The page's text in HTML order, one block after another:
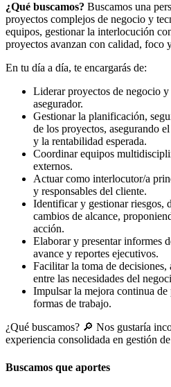
¿Qué buscamos? Buscamos una
proyectos complejos de negocio y
equipos, gestionar la interlocución
proyectos avanzan con calidad, foco
En tu día a día, te encargarás de:
Liderar proyectos de negocio
asegurador.
Gestionar la planificación,
de los proyectos, asegurando
y la rentabilidad esperada.
Coordinar equipos
externos.
Actuar como interlocutor/a
y responsables del cliente.
Identificar y gestionar riesgos,
cambios de alcance,
acción.
Elaborar y presentar informes
avance y reportes ejecutivos.
Facilitar la toma de decisiones,
entre las necesidades del
Impulsar la mejora continua
formas de trabajo.
¿Qué buscamos? 🔎 Nos gustaría
experiencia consolidada en gestión
Buscamos que aportes